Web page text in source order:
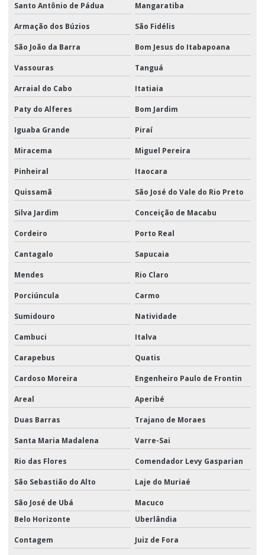
Santo Antônio de Pádua Mangaratiba
Armação dos Búzios São Fidélis
São João da Barra Bom Jesus do Itabapoana
Vassouras Tanguá
Arraial do Cabo Itatiaia
Paty do Alferes Bom Jardim
Iguaba Grande Piraí
Miracema Miguel Pereira
Pinheiral Itaocara
Quissamã São José do Vale do Rio Preto
Silva Jardim Conceição de Macabu
Cordeiro Porto Real
Cantagalo Sapucaia
Mendes Rio Claro
Porciúncula Carmo
Sumidouro Natividade
Cambuci Italva
Carapebus Quatis
Cardoso Moreira Engenheiro Paulo de Frontin
Areal Aperibé
Duas Barras Trajano de Moraes
Santa Maria Madalena Varre-Sai
Rio das Flores Comendador Levy Gasparian
São Sebastião do Alto Laje do Muriaé
São José de Ubá
Macuco
Belo Horizonte
Uberlândia
Contagem Juiz de Fora